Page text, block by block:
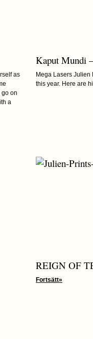
as
go on
a
Kaput Mundi
Mega Lasers Julien
this year. Here are
REIGN OF
Fortsätt»